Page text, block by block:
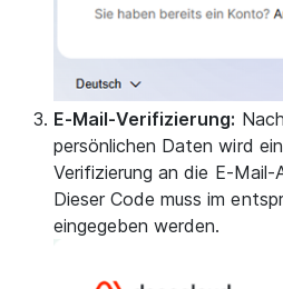
E-Mail-Verifizierung:
persönlichen Daten wird
Verifizierung an die E-Mail-
Dieser Code muss im
eingegeben werden.